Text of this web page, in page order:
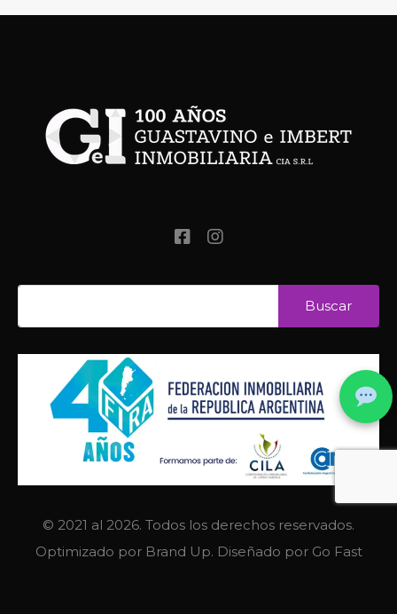
© 2021 al 2026. Todos los derechos reservados.
Optimizado por Brand Up. Diseñado por Go Fast